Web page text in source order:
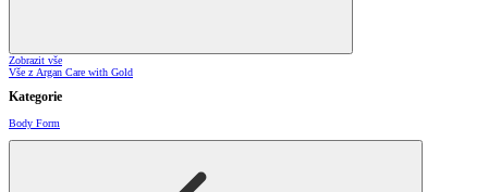
Zobrazit vše
Vše z Argan Care with Gold
Kategorie
Body Form